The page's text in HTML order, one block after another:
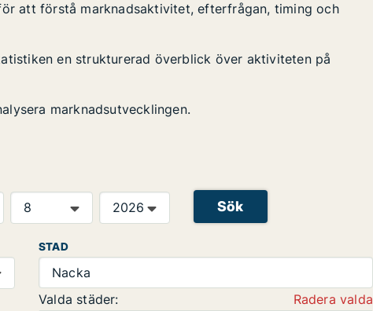
att förstå marknadsaktivitet, efterfrågan, timing och
en strukturerad överblick över aktiviteten på
marknadsutvecklingen.
Sök
STAD
Nacka
Valda städer:
Radera valda